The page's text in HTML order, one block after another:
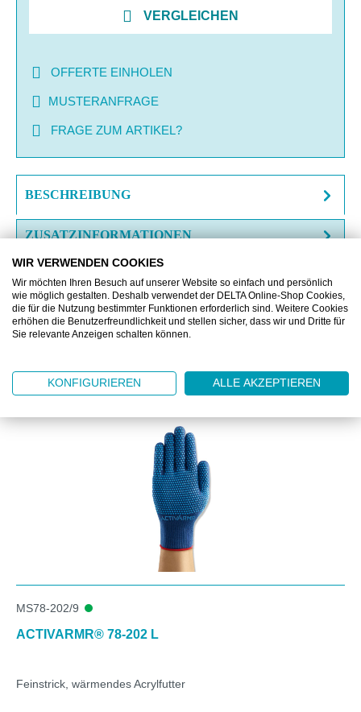
VERGLEICHEN
OFFERTE EINHOLEN
MUSTERANFRAGE
FRAGE ZUM ARTIKEL?
BESCHREIBUNG
ZUSATZINFORMATIONEN
DOWNLOAD
Produktgalerie überspringen
Kunden kauften auch
MS78-202/9
ACTIVARMR® 78-202 L
Feinstrick, wärmendes Acrylfutter
WIR VERWENDEN COOKIES
Wir möchten Ihren Besuch auf unserer Website so einfach und persönlich
wie möglich gestalten. Deshalb verwendet der DELTA Online-Shop Cookies,
die für die Nutzung bestimmter Funktionen erforderlich sind. Weitere Cookies
erhöhen die Benutzerfreundlichkeit und stellen sicher, dass wir und Dritte für
Sie relevante Anzeigen schalten können.
KONFIGURIEREN ALLE AKZEPTIEREN